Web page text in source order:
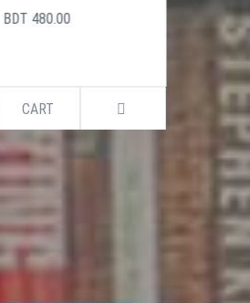
BDT 480.00
CART DETAILS